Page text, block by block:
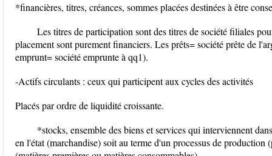
*financières, titres, créances, sommes placées destinées à être
Les titres de participation sont des titres de société filiales
placement sont purement financiers. Les prêts= société prête de
emprunt= société emprunte à qq1).
-Actifs circulants : ceux qui participent aux cycles des activités
Placés par ordre de liquidité croissante.
*stocks, ensemble des biens et services qui interviennent
en l'état (marchandise) soit au terme d'un processus de